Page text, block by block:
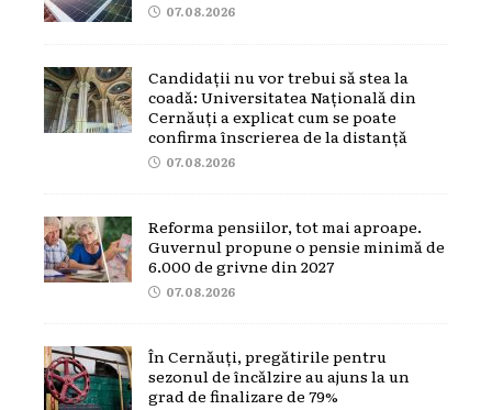
07.08.2026
Candidații nu vor trebui să stea la
coadă: Universitatea Națională din
Cernăuți a explicat cum se poate
confirma înscrierea de la distanță
07.08.2026
Reforma pensiilor, tot mai aproape.
Guvernul propune o pensie minimă de
6.000 de grivne din 2027
07.08.2026
În Cernăuți, pregătirile pentru
sezonul de încălzire au ajuns la un
grad de finalizare de 79%